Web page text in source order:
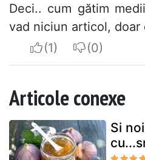
Deci.. cum gătim
vad niciun articol, doar
I apreciateI do not
Articole conexe
Si